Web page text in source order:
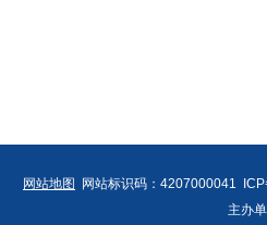
网站地图
网站标识码：4207000041
主办